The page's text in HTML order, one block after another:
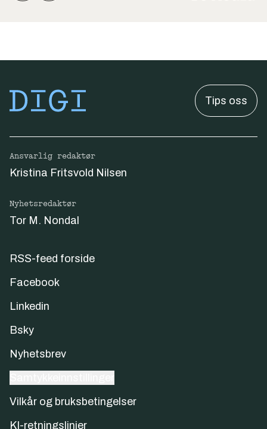
Tips oss
Ansvarlig redaktør
Kristina Fritsvold Nilsen
Nyhetsredaktør
Tor M. Nondal
RSS-feed forside
Facebook
Linkedin
Bsky
Nyhetsbrev
Vilkår og bruksbetingelser
KI-retningslinjer